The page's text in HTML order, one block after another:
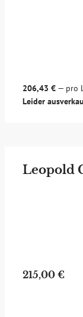
206,43 € — pro
Leider
Leopold
215,00 €